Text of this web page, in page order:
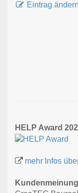
Eintrag ändern
HELP Award
mehr Infos